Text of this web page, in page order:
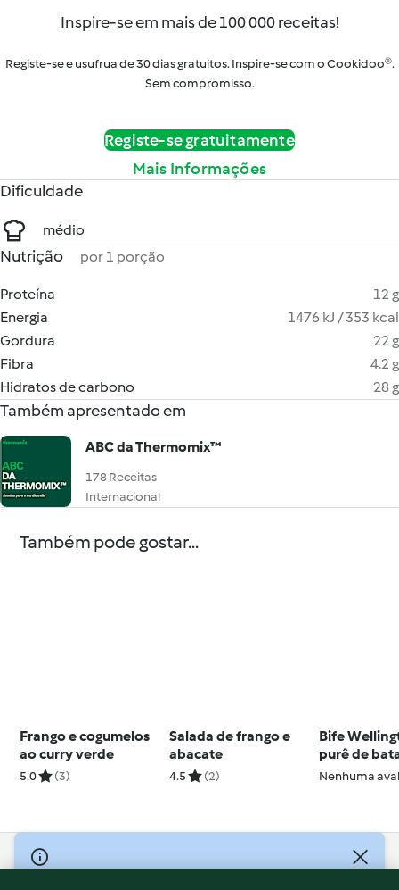
Inspire-se em mais de 100 000 receitas!
Registe-se e usufrua de 30 dias gratuitos. Inspire-se com o Cookidoo®.
Sem compromisso.
Registe-se gratuitamente
Mais Informações
Dificuldade
médio
Nutrição por 1 porção
Proteína
12 g
Energia
1476 kJ / 353 kcal
Gordura
22 g
Fibra
4.2 g
Hidratos de carbono
28 g
Também apresentado em
ABC da Thermomix™
178 Receitas
Internacional
Também pode gostar...
Frango e cogumelos
ao curry verde
5.0 (3)
Salada de frango e
abacate
4.5 (2)
Bife
purê de
cenoura ao
Nenhuma
© Copyright 2026